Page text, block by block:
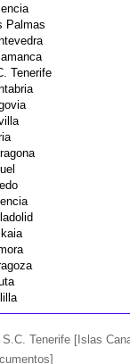
Palmas
Tenerife
S.C. Tenerife [Islas